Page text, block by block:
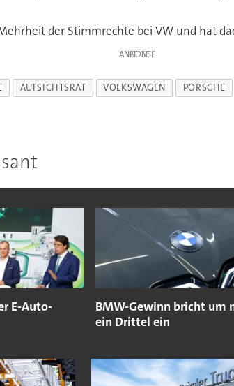
der Stimmrechte bei VW und hat
ANZEIGE
AUFSICHTSRAT VOLKSWAGEN PORSCHE
E-Auto-
BMW-Gewinn bricht um
ein Drittel ein